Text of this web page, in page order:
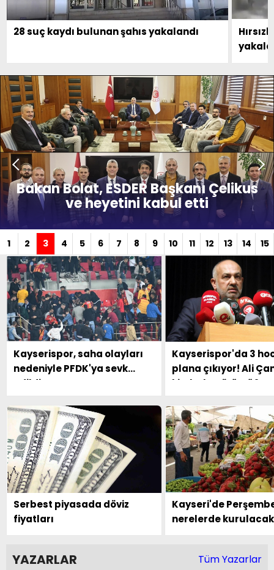
28 suç kaydı bulunan şahıs yakalandı
Bakan Bolat, ESDER Başkanı Çelikus
ve heyetini kabul etti
1 2 3 4 5 6 7 8 9 10 11 12 13 14 15
Kayserispor, saha olayları
nedeniyle PFDK'ya sevk
edildi
Kayserispor'da 3
plana çıkıyor! Ali
kimlerle görüştü?
Serbest piyasada döviz
fiyatları
Kayseri'de
nerelerde
YAZARLAR Tüm Yazarlar